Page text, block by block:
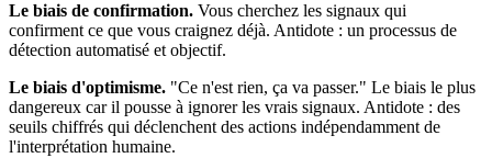
Le biais de confirmation. Vous cherchez les signaux qui
confirment ce que vous craignez déjà. Antidote : un processus de
détection automatisé et objectif.
Le biais d'optimisme. "Ce n'est rien, ça va passer." Le biais le plus
dangereux car il pousse à ignorer les vrais signaux. Antidote : des
seuils chiffrés qui déclenchent des actions indépendamment de
l'interprétation humaine.